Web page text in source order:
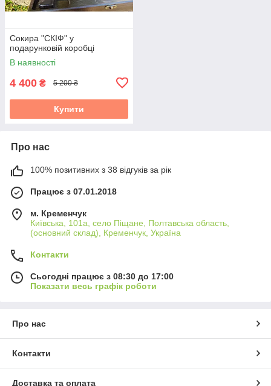
Сокира "СКІФ" у
подарунковій коробці
В наявності
4 400 ₴ 5 200 ₴
Купити
Про нас
100% позитивних з 38 відгуків за рік
Працює з 07.01.2018
м. Кременчук
Київська, 101а, село Піщане, Полтавська область,
(основний склад), Кременчук, Україна
Контакти
Сьогодні працює з 08:30 до 17:00
Показати весь графік роботи
Про нас
Контакти
Доставка та оплата